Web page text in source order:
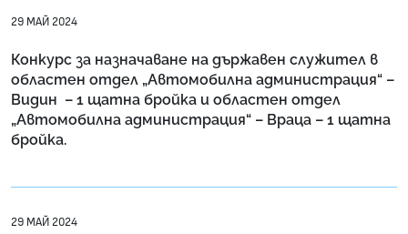
29 МАЙ 2024
Конкурс за назначаване на държавен служител в
областен отдел „Автомобилна администрация“ –
Видин – 1 щатна бройка и областен отдел
„Автомобилна администрация“ – Враца – 1 щатна
бройка.
29 МАЙ 2024